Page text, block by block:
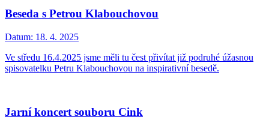
Beseda s Petrou Klabouchovou
Datum: 18. 4. 2025
Ve středu 16.4.2025 jsme měli tu čest přivítat již podruhé úžasnou
spisovatelku Petru Klabouchovou na inspirativní besedě.
Jarní koncert souboru Cink